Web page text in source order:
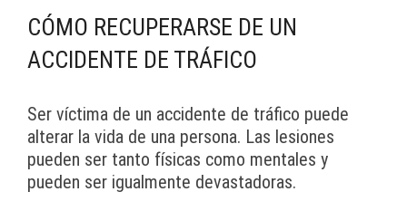
CÓMO RECUPERARSE DE UN
ACCIDENTE DE TRÁFICO
Ser víctima de un accidente de tráfico puede
alterar la vida de una persona. Las lesiones
pueden ser tanto físicas como mentales y
pueden ser igualmente devastadoras.